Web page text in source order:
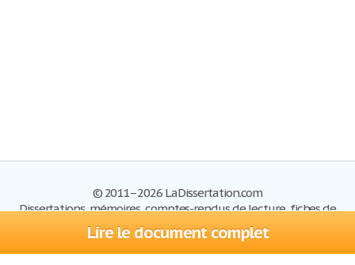
Lire le document complet
© 2011–2026 LaDissertation.com
Dissertations, mémoires, comptes-rendus de lecture, fiches de
lectures, exemples du BAC